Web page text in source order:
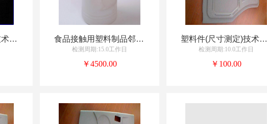
塑料一次性餐饮具技术服务 食品接触用塑料制品邻苯二甲酸酯类塑化剂
检测周期:15.0工作日
￥4500.00
塑料件(尺寸测定)技术服务
检测周期:10.0工作日
￥100.00